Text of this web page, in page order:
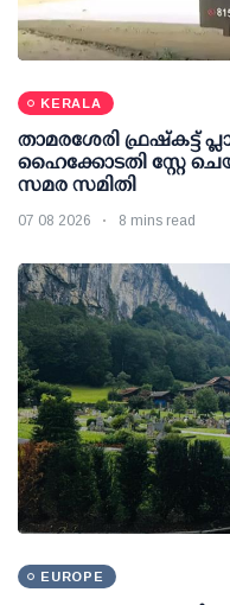
KERALA
താമരശേരി ഫ്രഷ്കട്ട്
ഹൈക്കോടതി സ്റ്റേ
സമര സമിതി
07 08 2026 8 mins read
EUROPE